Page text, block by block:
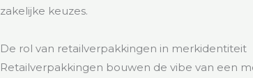
zakelijke keuzes.
De rol van retailverpakkingen in merkidentiteit
Retailverpakkingen bouwen de vibe van een